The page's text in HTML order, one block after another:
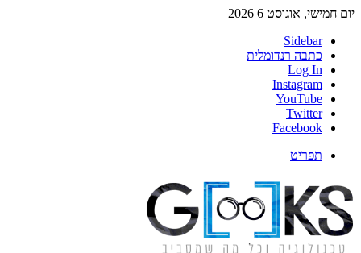
יום חמישי, אוגוסט 6 2026
Sidebar
כתבה רנדומלית
Log In
Instagram
YouTube
Twitter
Facebook
תפריט